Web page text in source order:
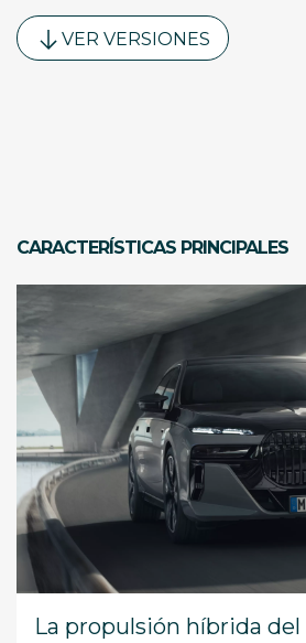
VER VERSIONES
CARACTERÍSTICAS PRINCIPALES
La propulsión híbrida